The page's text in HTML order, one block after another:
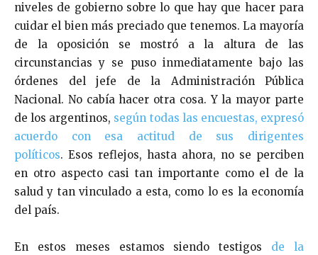
niveles de gobierno sobre lo que hay que hacer para
cuidar el bien más preciado que tenemos. La mayoría
de la oposición se mostró a la altura de las
circunstancias y se puso inmediatamente bajo las
órdenes del jefe de la Administración Pública
Nacional. No cabía hacer otra cosa. Y la mayor parte
de los argentinos, según todas las encuestas, expresó
acuerdo con esa actitud de sus dirigentes
políticos. Esos reflejos, hasta ahora, no se perciben
en otro aspecto casi tan importante como el de la
salud y tan vinculado a esta, como lo es la economía
del país.
En estos meses estamos siendo testigos de la